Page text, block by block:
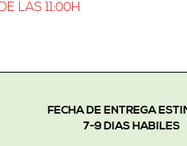
LAS 11:00H
FECHA DE ENTREGA
7-9 DIAS HABILES